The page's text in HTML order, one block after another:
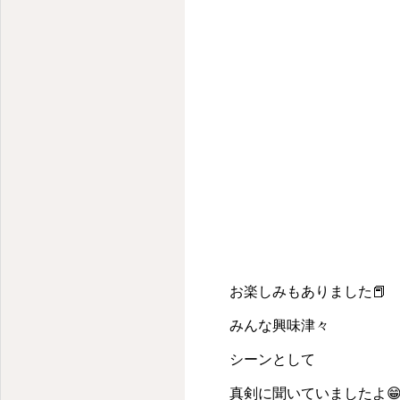
お楽しみもありました📕
みんな興味津々
シーンとして
真剣に聞いていましたよ